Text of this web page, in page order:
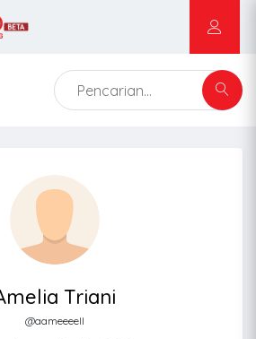
Triani
@aameeeell